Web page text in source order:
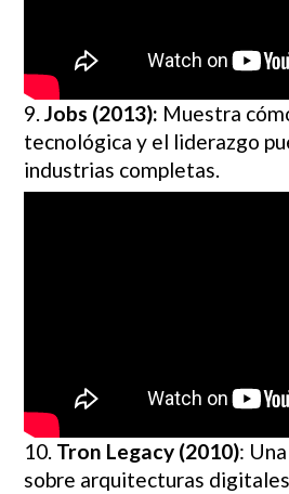
9. Jobs (2013): Muestra
tecnológica y el liderazgo
industrias completas.
10. Tron Legacy (2010):
sobre arquitecturas